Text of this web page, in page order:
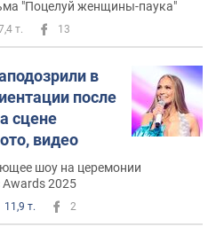
"Поцелуй женщины-паука"
т. 13
в
после
сцене
видео
шоу на церемонии
2025
11,9 т. 2